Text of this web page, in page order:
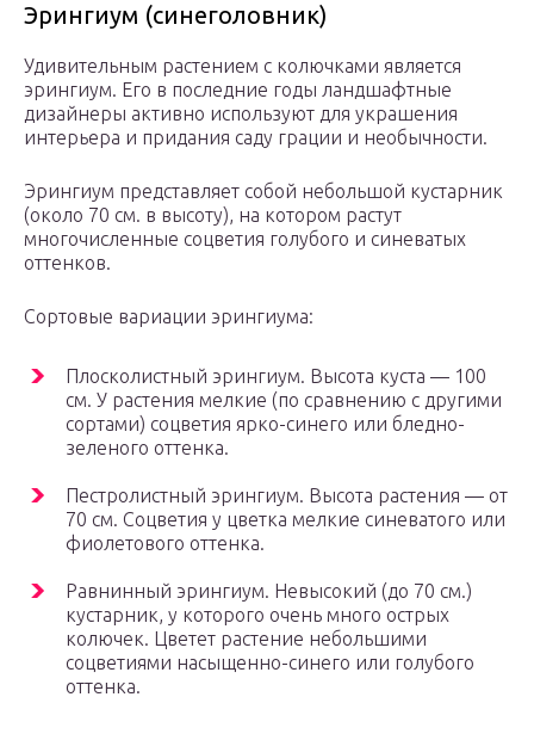
Эрингиум (синеголовник)
Удивительным растением с колючками является
эрингиум. Его в последние годы ландшафтные
дизайнеры активно используют для украшения
интерьера и придания саду грации и необычности.
Эрингиум представляет собой небольшой кустарник
(около 70 см. в высоту), на котором растут
многочисленные соцветия голубого и синеватых
оттенков.
Сортовые вариации эрингиума:
Плосколистный эрингиум. Высота куста — 100
см. У растения мелкие (по сравнению с другими
сортами) соцветия ярко-синего или бледно-
зеленого оттенка.
Пестролистный эрингиум. Высота растения — от
70 см. Соцветия у цветка мелкие синеватого или
фиолетового оттенка.
Равнинный эрингиум. Невысокий (до 70 см.)
кустарник, у которого очень много острых
колючек. Цветет растение небольшими
соцветиями насыщенно-синего или голубого
оттенка.